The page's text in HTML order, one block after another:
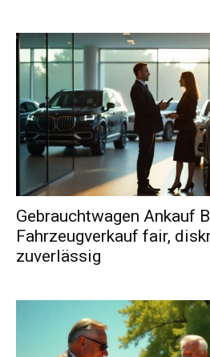
Gebrauchtwagen Ankauf
Fahrzeugverkauf fair,
zuverlässig